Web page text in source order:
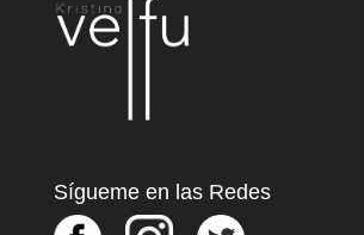
Sígueme en las Redes